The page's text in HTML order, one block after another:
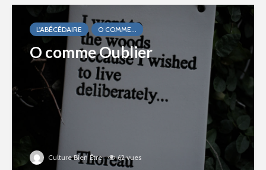
L'ABÉCÉDAIRE O COMME...
O comme Oublier
Culture Bien Être 62 vues